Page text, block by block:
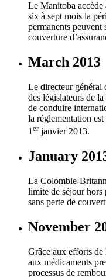
Le Manitoba accède
six à sept mois la
permanents peuvent
couverture
March 2013
Le directeur
des législateurs de
de conduire
la réglementation
1erjanvier 2013.
January
La Colombie-
limite de séjour hors
sans perte de
November
Grâce aux efforts de
aux médicaments
processus de